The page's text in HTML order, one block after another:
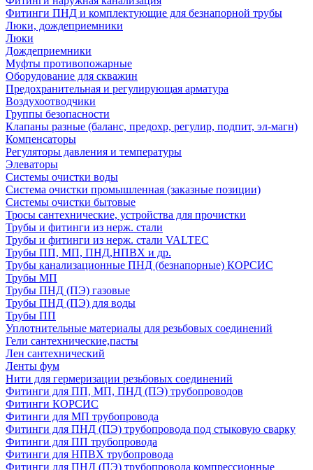
Фитинги ПНД и комплектующие для безнапорной трубы
Люки, дождеприемники
Люки
Дождеприемники
Муфты противопожарные
Оборудование для скважин
Предохранительная и регулирующая арматура
Воздухоотводчики
Группы безопасности
Клапаны разные (баланс, предохр, регулир, подпит, эл-магн)
Компенсаторы
Регуляторы давления и температуры
Элеваторы
Системы очистки воды
Система очистки промышленная (заказные позиции)
Системы очистки бытовые
Тросы сантехнические, устройства для прочистки
Трубы и фитинги из нерж. стали
Трубы и фитинги из нерж. стали VALTEC
Трубы ПП, МП, ПНД,НПВХ и др.
Трубы канализационные ПНД (безнапорные) КОРСИС
Трубы МП
Трубы ПНД (ПЭ) газовые
Трубы ПНД (ПЭ) для воды
Трубы ПП
Уплотнительные материалы для резьбовых соединений
Гели сантехнические,пасты
Лен сантехнический
Ленты фум
Нити для гермеризации резьбовых соединений
Фитинги для ПП, МП, ПНД (ПЭ) трубопроводов
Фитинги КОРСИС
Фитинги для МП трубопровода
Фитинги для ПНД (ПЭ) трубопровода под стыковую сварку
Фитинги для ПП трубопровода
Фитинги для НПВХ трубопровода
Фитинги для ПНД (ПЭ) трубопровода компрессионные